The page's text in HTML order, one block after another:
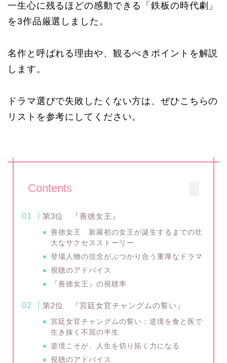
一生心に残るほどの感動できる「鉄板の時代劇」
を3作品厳選しました。
名作と呼ばれる理由や、観るべきポイントを解説
します。
ドラマ選びで失敗したくない方は、ぜひこちらの
リストを参考にしてください。
Contents
第3位 『善徳女王』
善徳女王 新羅初の女王が誕生するまでの壮
大なサクセスストーリー
登場人物の信念がぶつかり合う重厚なドラマ
視聴のアドバイス
『善徳女王』の視聴率
第2位 『宮廷女官チャングムの誓い』
宮廷女官チャングムの誓い：逆境を食と医で
生き抜く不屈の半生
逆境こそが、人生を切り拓く力になる
視聴のアドバイス